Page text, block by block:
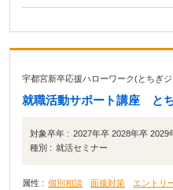
宇都宮新卒応援ハローワーク(とちぎ
就職活動サポート講座 と
対象卒年 : 2027年卒 2028年卒 2029
種別 : 就活セミナー
属性 : 個別相談 面接対策 エントリ